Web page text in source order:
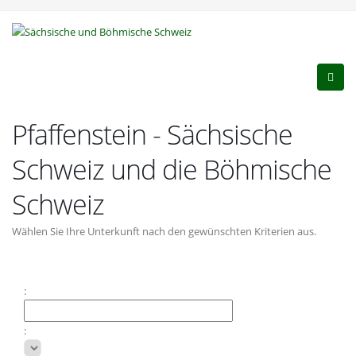
Pfaffenstein - Sächsische
Schweiz und die Böhmische
Schweiz
Wählen Sie Ihre Unterkunft nach den gewünschten Kriterien aus.
:
: